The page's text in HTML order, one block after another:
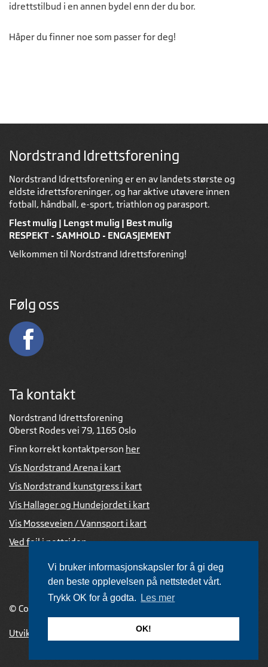
Vi bruker informasjonskapsler for å gi deg
den beste opplevelsen på nettstedet vårt.
Trykk OK for å godta.
Les mer
OK!
idrettstilbud i en annen bydel enn der du bor.
Håper du finner noe som passer for deg!
Nordstrand Idrettsforening
Nordstrand Idrettsforening er en av landets største og
eldste idrettsforeninger, og har aktive utøvere innen
fotball, håndball, e-sport, triathlon og parasport.
Flest mulig | Lengst mulig | Best mulig
RESPEKT - SAMHOLD - ENGASJEMENT
Velkommen til Nordstrand Idrettsforening!
Følg oss
Ta kontakt
Nordstrand Idrettsforening
Oberst Rodes vei 79, 1165 Oslo
Finn korrekt kontaktperson her
Vis Nordstrand Arena i kart
Vis Nordstrand kunstgress i kart
Vis Hallager og Hundejordet i kart
Vis Mosseveien / Vannsport i kart
Ved feil i nettsiden
© Copyright 2026 |
Utviklet av Netlab publiseres med eRedaktør